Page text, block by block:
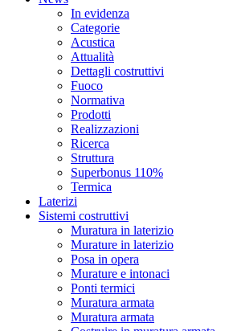
In evidenza
Categorie
Acustica
Attualità
Dettagli costruttivi
Fuoco
Normativa
Prodotti
Realizzazioni
Ricerca
Struttura
Superbonus 110%
Termica
Laterizi
Sistemi costruttivi
Muratura in laterizio
Murature in laterizio
Posa in opera
Murature e intonaci
Ponti termici
Muratura armata
Muratura armata